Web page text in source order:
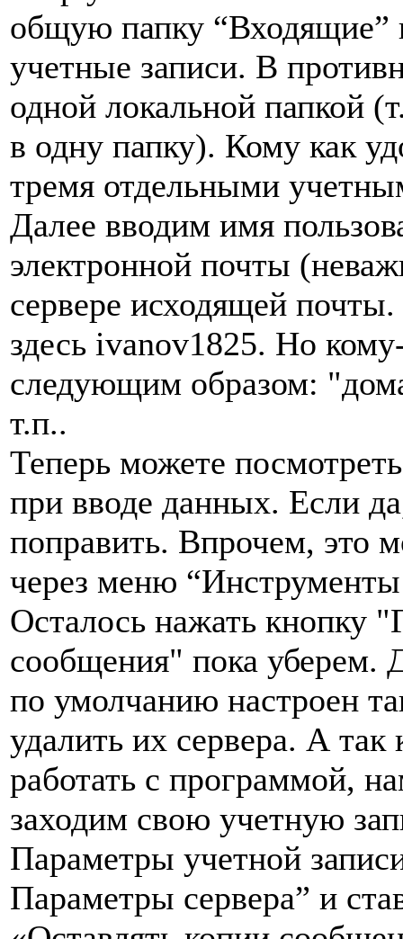
общую папку “Входящие”
учетные записи. В
одной локальной папкой
в одну папку). Кому как
тремя отдельными
Далее вводим имя
электронной почты
сервере исходящей
здесь ivanov1825. Но
следующим образом:
т.п..
Теперь можете
при вводе данных. Если
поправить. Впрочем, это
через меню
Осталось нажать кнопку
сообщения" пока уберем.
по умолчанию настроен
удалить их сервера. А
работать с программой,
заходим свою учетную
Параметры учетной
Параметры сервера” и